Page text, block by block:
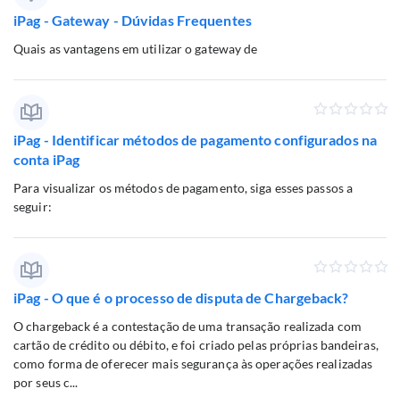
iPag - Gateway - Dúvidas Frequentes
Quais as vantagens em utilizar o gateway de
iPag - Identificar métodos de pagamento configurados na
conta iPag
Para visualizar os métodos de pagamento, siga esses passos a
seguir:
iPag - O que é o processo de disputa de Chargeback?
O chargeback é a contestação de uma transação realizada com
cartão de crédito ou débito, e foi criado pelas próprias bandeiras,
como forma de oferecer mais segurança às operações realizadas
por seus c...